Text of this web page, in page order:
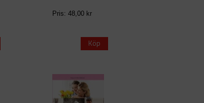
Pris: 48,00 kr
Köp